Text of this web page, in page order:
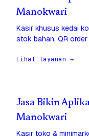
Manokwari
Kasir khusus kedai
stok bahan, QR
Lihat layanan →
Jasa Bikin
Manokwari
Kasir toko &